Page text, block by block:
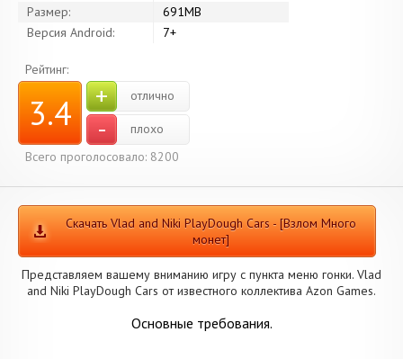
Размер:
691MB
Версия Android:
7+
Рейтинг:
3.4 + отлично
-
плохо
Всего проголосовало: 8200
Скачать Vlad and Niki PlayDough Cars - [Взлом Много
монет]
Представляем вашему вниманию игру с пункта меню гонки. Vlad
and Niki PlayDough Cars от известного коллектива Azon Games.
Основные требования.